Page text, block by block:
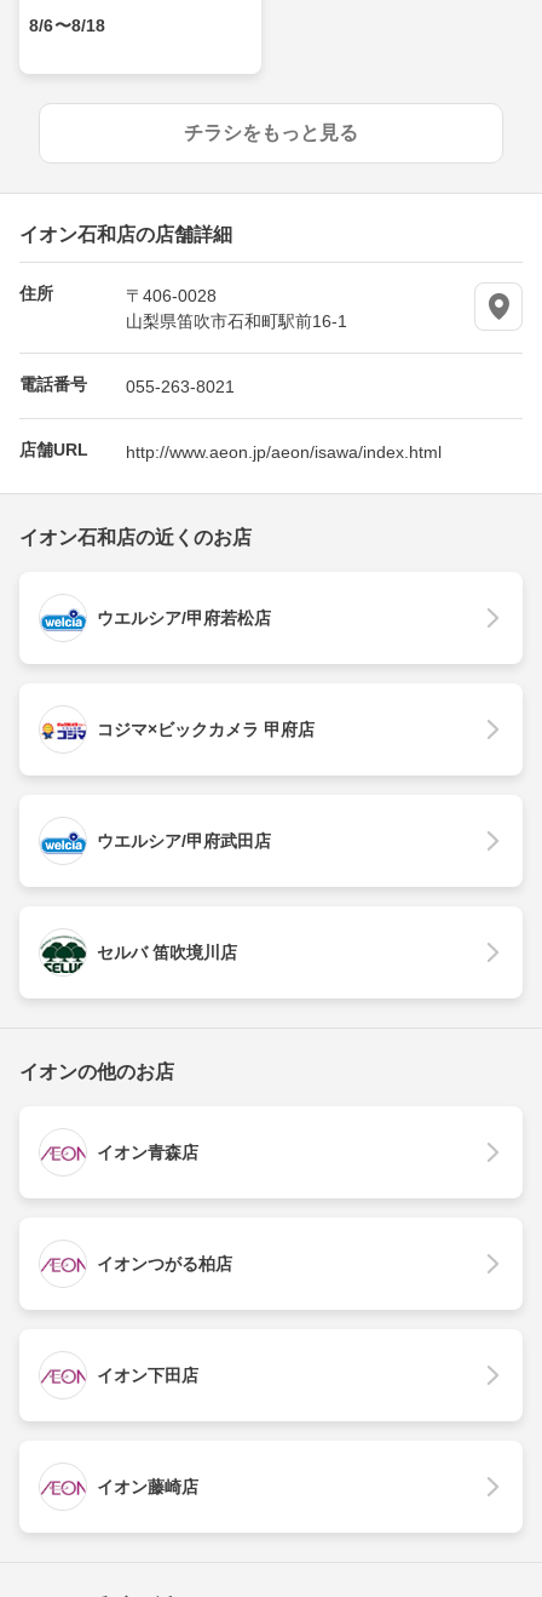
8/6〜8/18
チラシをもっと見る
イオン石和店の店舗詳細
住所
〒406-0028
山梨県笛吹市石和町駅前16-1
電話番号 055-263-8021
店舗URL http://www.aeon.jp/aeon/isawa/index.html
イオン石和店の近くのお店
ウエルシア/甲府若松店
コジマ×ビックカメラ 甲府店
ウエルシア/甲府武田店
セルバ 笛吹境川店
イオンの他のお店
イオン青森店
イオンつがる柏店
イオン下田店
イオン藤崎店